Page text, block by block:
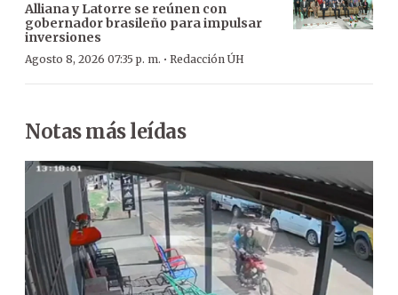
Alliana y Latorre se reúnen con
gobernador brasileño para impulsar
inversiones
Agosto 8, 2026 07:35 p. m. · Redacción ÚH
Notas más leídas